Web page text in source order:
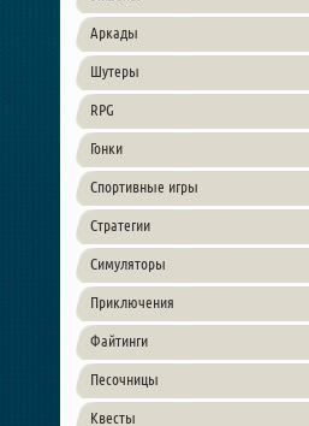
Аркады
Шутеры
RPG
Гонки
Спортивные игры
Стратегии
Симуляторы
Приключения
Файтинги
Песочницы
Квесты